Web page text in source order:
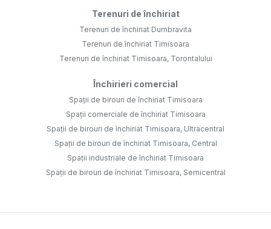
Terenuri de închiriat
Terenuri de închiriat Dumbravita
Terenuri de închiriat Timisoara
Terenuri de închiriat Timisoara, Torontalului
Închirieri comercial
Spații de birouri de închiriat Timisoara
Spații comerciale de închiriat Timisoara
Spații de birouri de închiriat Timisoara, Ultracentral
Spații de birouri de închiriat Timisoara, Central
Spații industriale de închiriat Timisoara
Spații de birouri de închiriat Timisoara, Semicentral